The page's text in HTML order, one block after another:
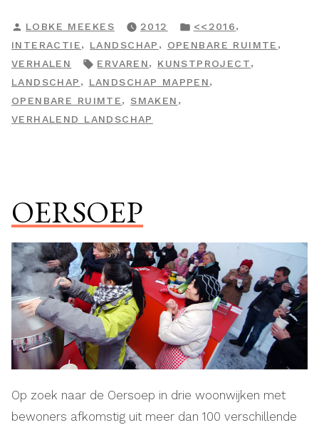
GEPLAATST
DOOR
LOBKE MEEKES 2012
GEPLAATST
IN
<<2016,
INTERACTIE, LANDSCHAP , OPENBARE RUIMTE ,
VERHALEN
TAGS:
ERVAREN, KUNSTPROJECT,
LANDSCHAP , LANDSCHAP MAPPEN,
OPENBARE RUIMTE, SMAKEN ,
VERHALEND LANDSCHAP
OERSOEP
Op zoek naar de Oersoep in drie woonwijken met
bewoners afkomstig uit meer dan 100 verschillende